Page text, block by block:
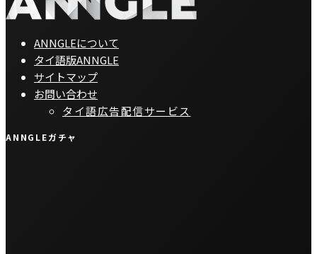
ANNGLEについて
タイ語版ANNGLE
サイトマップ
お問い合わせ
タイ語広告配信サービス
ANNGLEガチャ